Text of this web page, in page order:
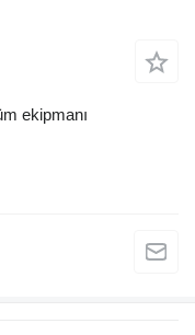
ekipmanı